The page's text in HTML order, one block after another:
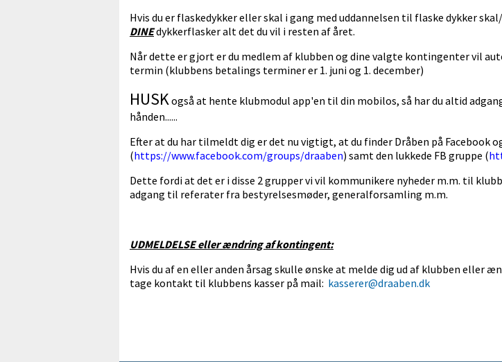
Hvis du er flaskedykker eller skal i gang med uddannelsen til flaske dykker
DINEdykkerflasker alt det du vil i resten af året.
Når dette er gjort er du medlem af klubben og dine valgte kontingenter vil
termin (klubbens betalings terminer er 1. juni og 1. december)
HUSKogså at hente klubmodul app'en til din mobilos, så har du altid
hånden......
Efter at du har tilmeldt dig er det nu vigtigt, at du finder Dråben på Facebook
(https://www.facebook.com/groups/draaben) samt den lukkede FB gruppe (
Dette fordi at det er i disse 2 grupper vi vil kommunikere nyheder m.m. til
adgang til referater fra bestyrelsesmøder, generalforsamling m.m.
UDMELDELSE eller ændring af kontingent:
Hvis du af en eller anden årsag skulle ønske at melde dig ud af klubben
tage kontakt til klubbens kasser på mail: kasserer@draaben.dk